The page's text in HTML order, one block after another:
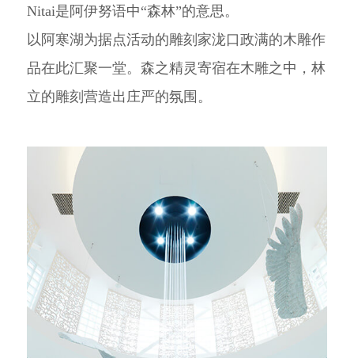
Nitai是阿伊努语中“森林”的意思。
以阿寒湖为据点活动的雕刻家泷口政满的木雕作
品在此汇聚一堂。森之精灵寄宿在木雕之中，林
立的雕刻营造出庄严的氛围。